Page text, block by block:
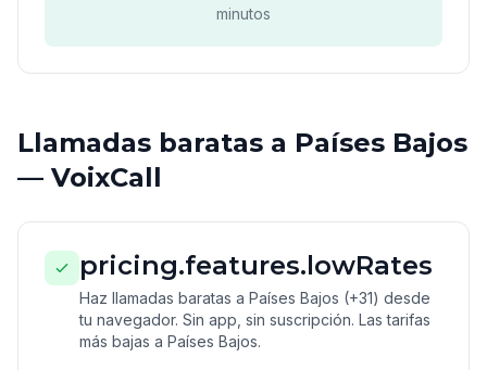
minutos
Llamadas baratas a Países Bajos
— VoixCall
pricing.features.lowRates
Haz llamadas baratas a Países Bajos (+31) desde
tu navegador. Sin app, sin suscripción. Las tarifas
más bajas a Países Bajos.